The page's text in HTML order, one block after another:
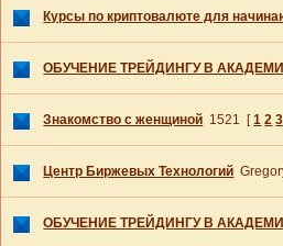
Курсы по криптовалюте для
ОБУЧЕНИЕ ТРЕЙДИНГУ В
Знакомство с женщиной 1521 [ 1 2 3
Центр Биржевых Технологий
ОБУЧЕНИЕ ТРЕЙДИНГУ В